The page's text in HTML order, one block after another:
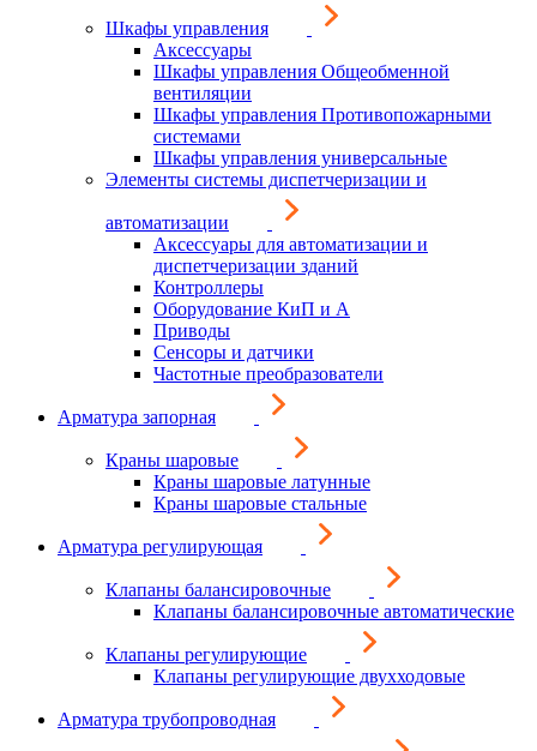
Шкафы управления
Аксессуары
Шкафы управления Общеобменной
вентиляции
Шкафы управления Противопожарными
системами
Шкафы управления универсальные
Элементы системы диспетчеризации и
автоматизации
Аксессуары для автоматизации и
диспетчеризации зданий
Контроллеры
Оборудование КиП и А
Приводы
Сенсоры и датчики
Частотные преобразователи
Арматура запорная
Краны шаровые
Краны шаровые латунные
Краны шаровые стальные
Арматура регулирующая
Клапаны балансировочные
Клапаны балансировочные автоматические
Клапаны регулирующие
Клапаны регулирующие двухходовые
Арматура трубопроводная